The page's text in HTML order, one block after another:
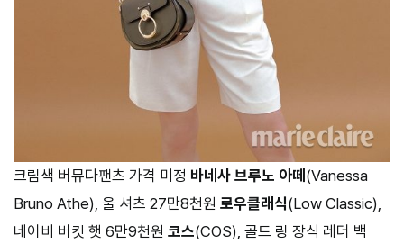
크림색 버뮤다팬츠 가격 미정 바네사 브루노 아떼 (Vanessa
Bruno Athe), 울 셔츠 27만8천원 로우클래식(Low Classic),
네이비 버킷 햇 6만9천원 코스(COS), 골드 링 장식 레더 백